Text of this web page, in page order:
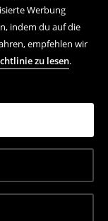
Werbung
indem du auf die
empfehlen wir
zu lesen.